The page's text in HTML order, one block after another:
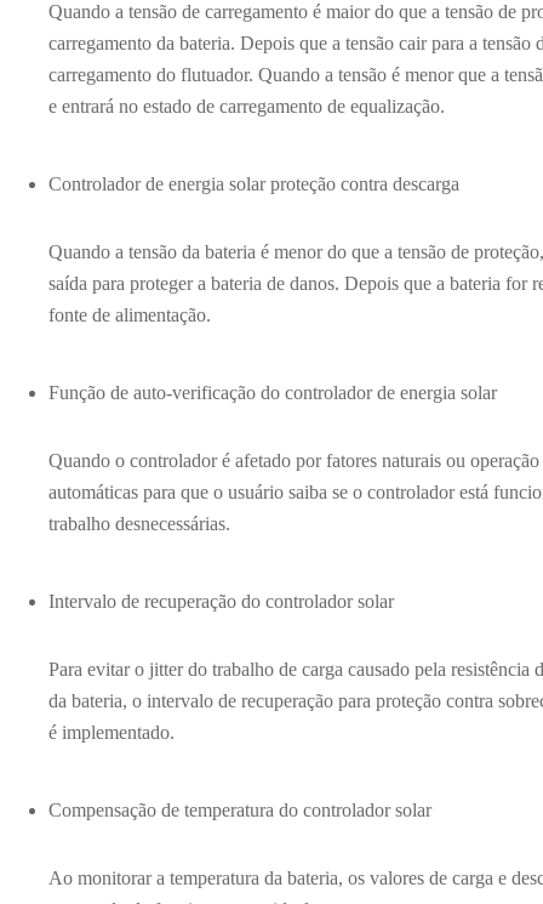
Quando a tensão de carregamento é maior do que a tensão de
carregamento da bateria. Depois que a tensão cair para a tensão
carregamento do flutuador. Quando a tensão é menor que a
e entrará no estado de carregamento de equalização.
Controlador de energia solar proteção contra descarga
Quando a tensão da bateria é menor do que a tensão de
saída para proteger a bateria de danos. Depois que a bateria for
fonte de alimentação.
Função de auto-verificação do controlador de energia solar
Quando o controlador é afetado por fatores naturais ou
automáticas para que o usuário saiba se o controlador está
trabalho desnecessárias.
Intervalo de recuperação do controlador solar
Para evitar o jitter do trabalho de carga causado pela resistência
da bateria, o intervalo de recuperação para proteção contra
é implementado.
Compensação de temperatura do controlador solar
Ao monitorar a temperatura da bateria, os valores de carga e